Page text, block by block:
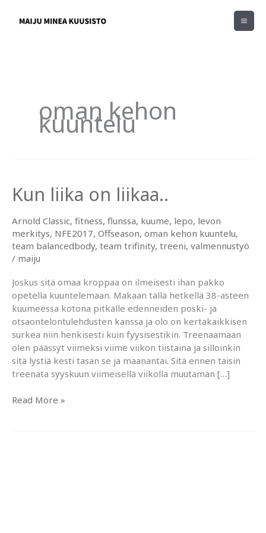
sisältöön
oman kehon
kuuntelu
Kun liika on liikaa..
Arnold Classic, fitness, flunssa, kuume, lepo, levon
merkitys, NFE2017, Offseason, oman kehon kuuntelu,
team balancedbody, team trifinity, treeni, valmennustyö
/ maiju
Joskus sitä omaa kroppaa on ilmeisesti ihan pakko
opetella kuuntelemaan. Makaan tällä hetkellä 38-asteen
kuumeessa kotona pitkälle edenneiden poski- ja
otsaontelontulehdusten kanssa ja olo on kertakaikkisen
surkea niin henkisesti kuin fyysisestikin. Treenaamaan
olen päässyt viimeksi viime viikon tiistaina ja silloinkin
sitä lystiä kesti tasan se ja maanantai. Sitä ennen taisin
treenata syyskuun viimeisellä viikolla muutaman […]
Kun
Read More »